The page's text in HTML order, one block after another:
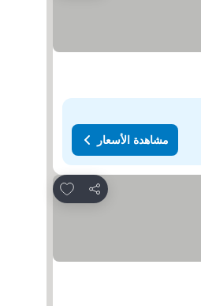
مشاهدة الأسعار
مشاركة
Add to favorites